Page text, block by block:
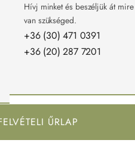
Hívj minket és beszéljük át mire
van szükséged.
+36 (30) 471 0391
+36 (20) 287 7201
ŰRLAP